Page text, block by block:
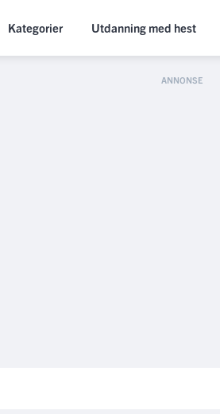
Kategorier Utdanning med hest